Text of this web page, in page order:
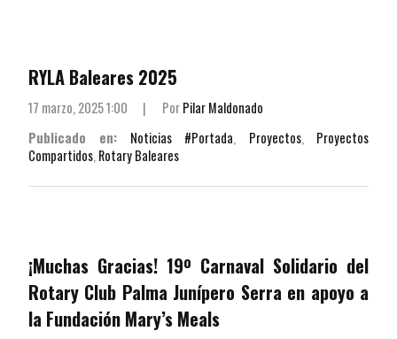
RYLA Baleares 2025
17 marzo, 2025 1:00 | PorPilar Maldonado
Publicado en:
Noticias #Portada, Proyectos, Proyectos
Compartidos,Rotary Baleares
¡Muchas Gracias! 19º Carnaval Solidario del
Rotary Club Palma Junípero Serra en apoyo a
la Fundación Mary’s Meals